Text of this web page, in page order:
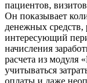
пациентов,
Он показывает
денежных средств,
интересующий
начисления
расчета из модуля
учитываться
оплаты и даже